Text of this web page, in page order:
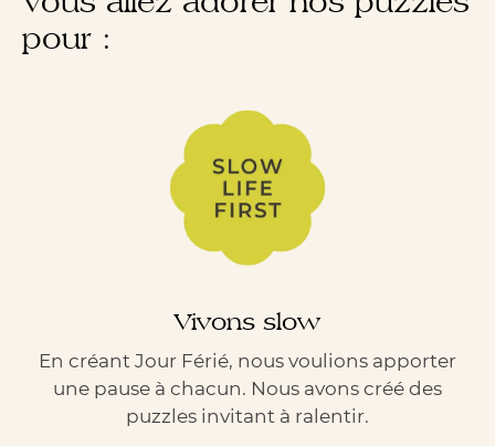
pour :
Vivons slow
En créant Jour Férié, nous voulions apporter
une pause à chacun. Nous avons créé des
puzzles invitant à ralentir.